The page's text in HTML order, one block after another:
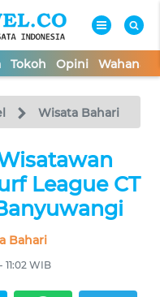
Tokoh Opini Wahana
Wisata Bahari
League CT
Bahari
11:02 WIB